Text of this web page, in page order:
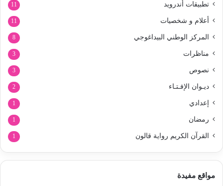
تطبيقات أندرويد 11
أعلام و شخصيات 11
المركز الوطني البيداغوجي 8
مناظرات 3
نصوص 3
ديـوان الإفـتـاء 2
إعدادي 1
رمضان 1
القرآن الكريم رواية قالون 1
مواقع مفيدة